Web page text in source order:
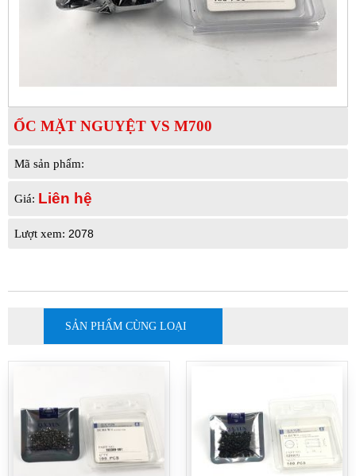
ỐC MẶT NGUYỆT VS M700
Mã sản phẩm:
Giá: Liên hệ
Lượt xem: 2078
SẢN PHẨM CÙNG LOẠI